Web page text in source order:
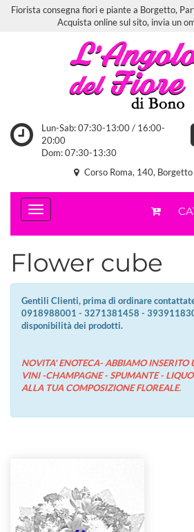
Fiorista consegna fiori e piante a Borgetto,
Acquista online sul sito, invia un
Lun-Sab: 07:30-13:00 / 16:00-
20:00
Dom: 07:30-13:30
Corso Roma, 140,
Flower cube
Gentili Clienti, prima di ordinare
0918988001 - 3271381458 -
disponibilità dei prodotti.
NOVITA' ENOTECA- ABBIAMO INSERITO
VINI -CHAMPAGNE - SPUMANTE -
ALLA TUA COMPOSIZIONE FLOREALE.